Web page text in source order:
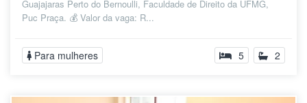
Guajajaras Perto do Bernoulli, Faculdade de Direito da UFMG,
Puc Praça. 💰 Valor da vaga: R...
Para mulheres 5 2